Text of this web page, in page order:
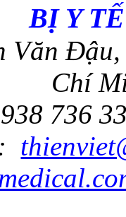
BỊ Y
Văn
Chí
736